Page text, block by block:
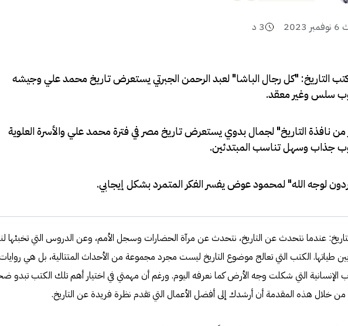
6 نوفمبر 2023 3 د
التاريخ: "كل رجال الباشا" لعبد الرحمن الجبرتي يستعرض تاريخ محمد علي وجيشه
سلس وغير معقد.
نافذة التاريخ" لجمال بدوي يستعرض تاريخ مصر في فترة محمد علي والأسرة العلوية
جذاب وسهل تناسب المبتدئين.
لوجه الله" لمحمود عوض يفسر الفكر المتمرد بشكل إيجابي.
عندما نتحدث عن التاريخ، نتحدث عن مرآة الحضارات وسجل الأمم، وعن الدروس التي تخبئها
طياتها. الكتب التي تعالج موضوع التاريخ ليست مجرد مجموعة من الأحداث المتتالية، بل هي
الإنسانية التي شكلت وجه الأرض كما نعرفه اليوم. ورغم أن مهمتي في اختيار أهم تلك الكتب تبدو
من خلال هذه المقدمة أن أرشدك إلى أفضل الأعمال التي تقدم نظرة فريدة عن التاريخ.